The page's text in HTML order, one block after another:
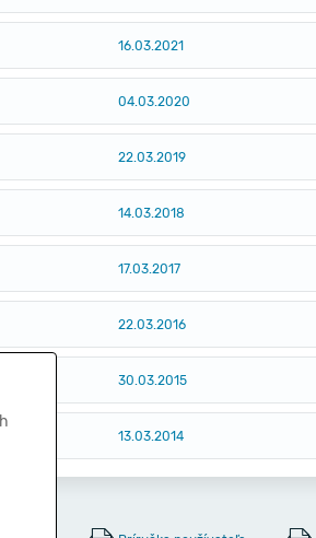
16.03.2021
04.03.2020
22.03.2019
14.03.2018
17.03.2017
22.03.2016
30.03.2015
13.03.2014